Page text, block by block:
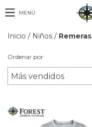
MENÚ
Inicio / Niños / Remeras
Ordenar por